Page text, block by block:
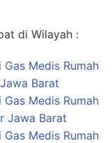
di Wilayah :
Medis Rumah
Barat
Medis Rumah
Jawa Barat
Medis Rumah